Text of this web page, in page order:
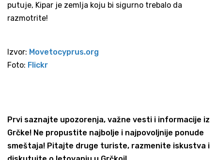
putuje, Kipar je zemlja koju bi sigurno trebalo da
razmotrite!
Izvor: Movetocyprus.org
Foto: Flickr
Prvi saznajte upozorenja, važne vesti i informacije iz
Grčke! Ne propustite najbolje i najpovoljnije ponude
smeštaja! Pitajte druge turiste, razmenite iskustva i